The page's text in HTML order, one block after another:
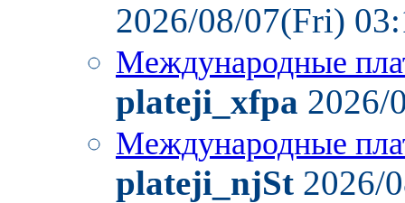
2026/08/07(Fri)
Международные
plateji_xfpa 2026/
Международные
plateji_njSt 2026/